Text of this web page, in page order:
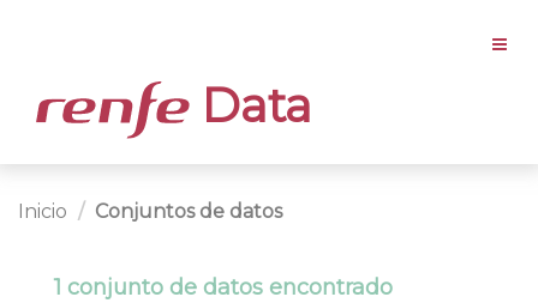
Data
Inicio Conjuntos de datos
1 conjunto de datos encontrado